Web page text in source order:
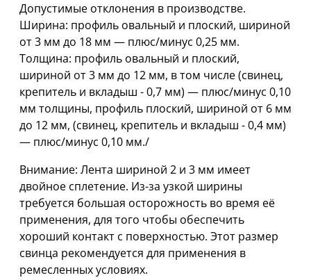
Допустимые отклонения в производстве.
Ширина: профиль овальный и плоский, шириной
oт 3 мм дo 18 мм — плюс/минус 0,25 мм.
Толщина: профиль овальный и плоский,
шириной oт 3 мм дo 12 мм, в том числе (свинец,
крепитель и вкладыш - 0,7 мм) — плюс/минус 0,10
мм толщины, профиль плоский, шириной от 6 мм
дo 12 мм, (свинец, крепитель и вкладыш - 0,4 мм)
— плюс/минус 0,10 мм./
Внимание: Лента шириной 2 и 3 мм имеет
двойное сплетение. Из-за узкой ширины
требуется большая осторожность во время её
применения, для того чтобы обеспечить
хороший контакт с поверхностью. Этот размер
свинца рекомендуется для применения в
ремесленных условиях.